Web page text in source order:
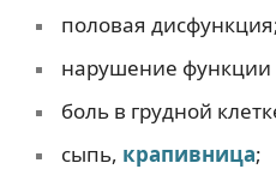
половая
нарушение функции
боль в грудной
сыпь, крапивница;